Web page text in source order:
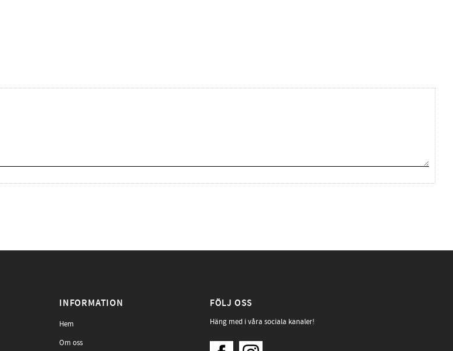
INFORMATION
Hem
Om oss
FÖLJ OSS
Häng med i våra sociala kanaler!